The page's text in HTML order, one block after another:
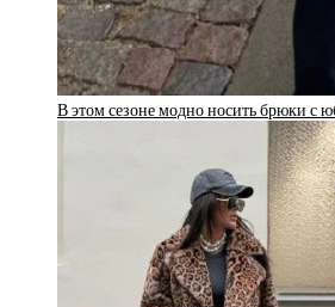
В этом сезоне модно носить брюки с